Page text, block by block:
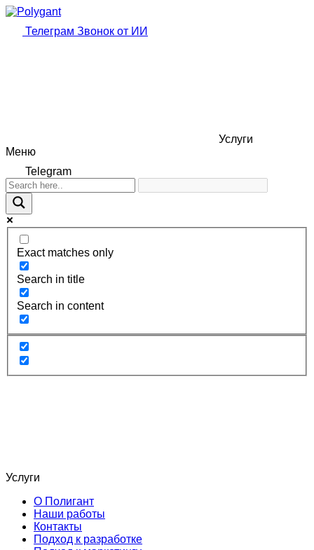
Телеграм Звонок от ИИ
Услуги
Меню
Telegram
Exact matches only
Search in title
Search in content
Услуги
О Полигант
Наши работы
Контакты
Подход к разработке